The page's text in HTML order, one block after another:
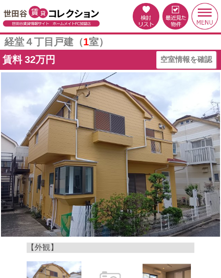
経堂４丁目戸建（1室）
賃料 32万円 空室情報を確認
【外観】